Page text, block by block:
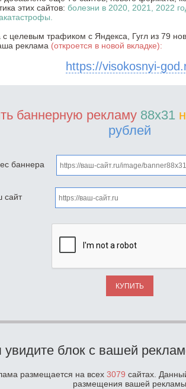
этих сайтов: болезни в 2020, 2021, 2022
целевым трафиком с Яндекса, Гугл из 79
реклама (откроется в новой вкладке):
https://visokosnyi-
баннерную рекламу 88x31
рублей
баннера
сайт
КУПИТЬ
увидите блок с вашей
размещается на всех 3079 сайтах.
размещения вашей рекламы